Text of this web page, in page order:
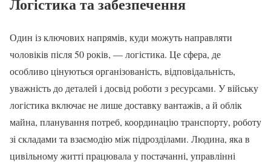
Один із ключових напрямів, куди можуть направляти
чоловіків після 50 років, — логістика. Це сфера, де
особливо цінуються організованість, відповідальність,
уважність до деталей і досвід роботи з ресурсами. У війську
логістика включає не лише доставку вантажів, а й облік
майна, планування потреб, координацію транспорту, роботу
зі складами та взаємодію між підрозділами. Людина, яка в
цивільному житті працювала у постачанні, управлінні